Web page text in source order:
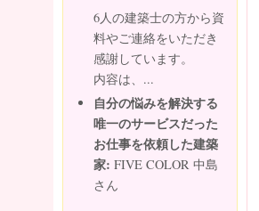
6人の建築士の方から資
料やご連絡をいただき
感謝しています。
内容は、...
自分の悩みを解決する
唯一のサービスだった
お仕事を依頼した建築
家: FIVE COLOR 中島
さん